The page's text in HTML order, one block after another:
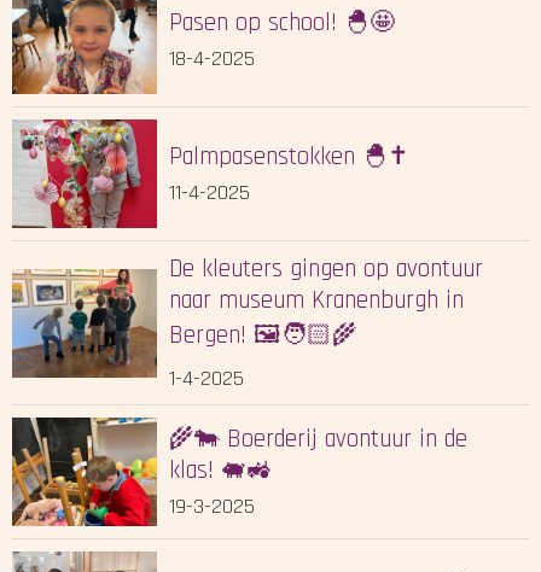
Pasen op school! 🐣🤩
18-4-2025
Palmpasenstokken 🐣✝️
11-4-2025
De kleuters gingen op avontuur
naar museum Kranenburgh in
Bergen! 🖼️🧑🏻‍🌾
1-4-2025
🌾🐄 Boerderij avontuur in de
klas! 🐖🚜
19-3-2025